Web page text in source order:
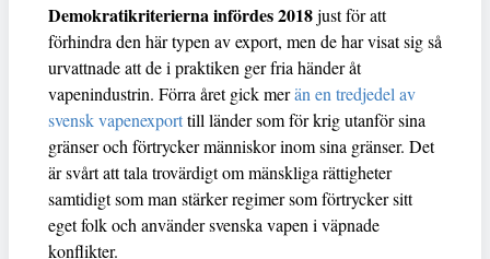
Demokratikriterierna infördes 2018just för att
förhindra den här typen av export, men de har visat sig så
urvattnade att de i praktiken ger fria händer åt
vapenindustrin. Förra året gick merän en tredjedel av
svensk vapenexporttill länder som för krig utanför sina
gränser och förtrycker människor inom sina gränser. Det
är svårt att tala trovärdigt om mänskliga rättigheter
samtidigt som man stärker regimer som förtrycker sitt
eget folk och använder svenska vapen i väpnade
konflikter.